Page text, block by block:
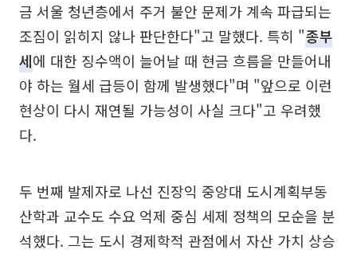
금 서울 청년층에서 주거 불안 문제가 계속 파급되는
조짐이 읽히지 않나 판단한다"고 말했다. 특히 "종부
세에 대한 징수액이 늘어날 때 현금 흐름을 만들어내
야 하는 월세 급등이 함께 발생했다"며 "앞으로 이런
현상이 다시 재연될 가능성이 사실 크다"고 우려했
다.
두 번째 발제자로 나선 진장익 중앙대 도시계획부동
산학과 교수도 수요 억제 중심 세제 정책의 모순을 분
석했다. 그는 도시 경제학적 관점에서 자산 가치 상승